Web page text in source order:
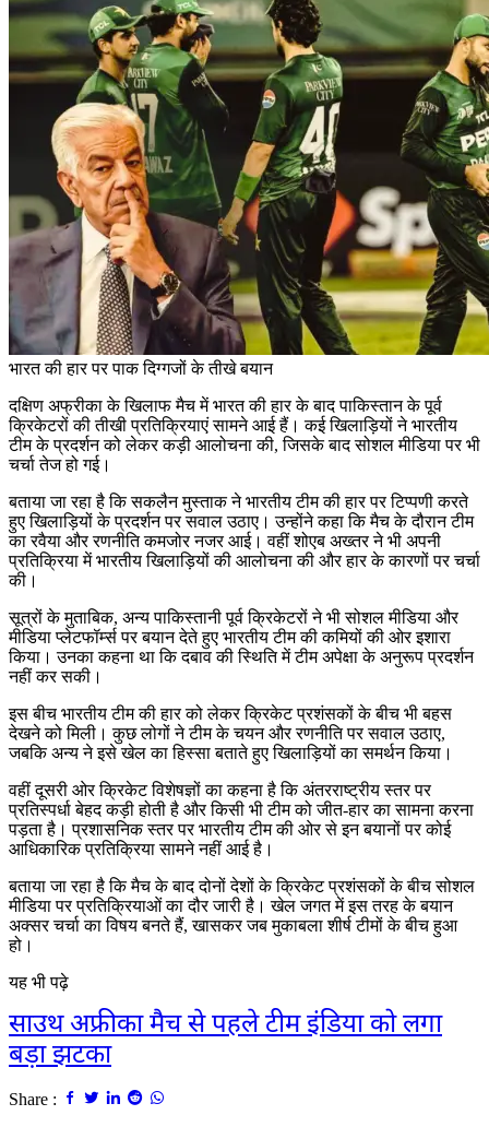
भारत की हार पर पाक दिग्गजों के तीखे बयान
दक्षिण अफ्रीका के खिलाफ मैच में भारत की हार के बाद पाकिस्तान के पूर्व
क्रिकेटरों की तीखी प्रतिक्रियाएं सामने आई हैं। कई खिलाड़ियों ने भारतीय
टीम के प्रदर्शन को लेकर कड़ी आलोचना की, जिसके बाद सोशल मीडिया पर भी
चर्चा तेज हो गई।
बताया जा रहा है कि सकलैन मुस्ताक ने भारतीय टीम की हार पर टिप्पणी करते
हुए खिलाड़ियों के प्रदर्शन पर सवाल उठाए। उन्होंने कहा कि मैच के दौरान टीम
का रवैया और रणनीति कमजोर नजर आई। वहीं शोएब अख्तर ने भी अपनी
प्रतिक्रिया में भारतीय खिलाड़ियों की आलोचना की और हार के कारणों पर चर्चा
की।
सूत्रों के मुताबिक, अन्य पाकिस्तानी पूर्व क्रिकेटरों ने भी सोशल मीडिया और
मीडिया प्लेटफॉर्म्स पर बयान देते हुए भारतीय टीम की कमियों की ओर इशारा
किया। उनका कहना था कि दबाव की स्थिति में टीम अपेक्षा के अनुरूप प्रदर्शन
नहीं कर सकी।
इस बीच भारतीय टीम की हार को लेकर क्रिकेट प्रशंसकों के बीच भी बहस
देखने को मिली। कुछ लोगों ने टीम के चयन और रणनीति पर सवाल उठाए,
जबकि अन्य ने इसे खेल का हिस्सा बताते हुए खिलाड़ियों का समर्थन किया।
वहीं दूसरी ओर क्रिकेट विशेषज्ञों का कहना है कि अंतरराष्ट्रीय स्तर पर
प्रतिस्पर्धा बेहद कड़ी होती है और किसी भी टीम को जीत-हार का सामना करना
पड़ता है। प्रशासनिक स्तर पर भारतीय टीम की ओर से इन बयानों पर कोई
आधिकारिक प्रतिक्रिया सामने नहीं आई है।
बताया जा रहा है कि मैच के बाद दोनों देशों के क्रिकेट प्रशंसकों के बीच सोशल
मीडिया पर प्रतिक्रियाओं का दौर जारी है। खेल जगत में इस तरह के बयान
अक्सर चर्चा का विषय बनते हैं, खासकर जब मुकाबला शीर्ष टीमों के बीच हुआ
हो।
यह भी पढ़े
साउथ अफ्रीका मैच से पहले टीम इंडिया को लगा
बड़ा झटका
Share :